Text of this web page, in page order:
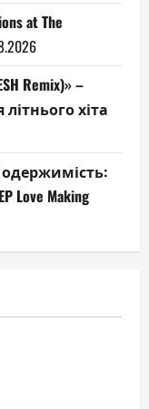
at The
Remix)» –
хіта
одержимість:
Love Making